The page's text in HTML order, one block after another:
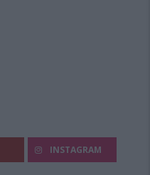
INSTAGRAM